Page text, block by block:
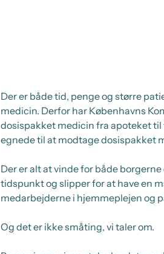
Der er både tid, penge og større
medicin. Derfor har Københavns
dosispakket medicin fra apoteket til
egnede til at modtage dosispakket
Der er alt at vinde for både
tidspunkt og slipper for at have en
medarbejderne i hjemmeplejen og
Og det er ikke småting, vi taler om.